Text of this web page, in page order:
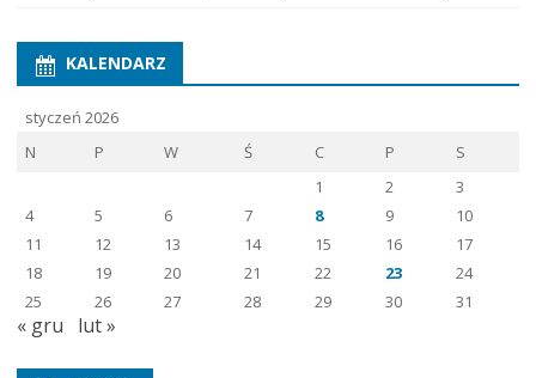
KALENDARZ
styczeń 2026
N
P W Ś C P
S
1
2
3
4
5 6 7 8 9
10
11
12 13 14 15 16
17
18
19 20 21 22 23
24
25
26 27 28 29 30 31
« gru lut »